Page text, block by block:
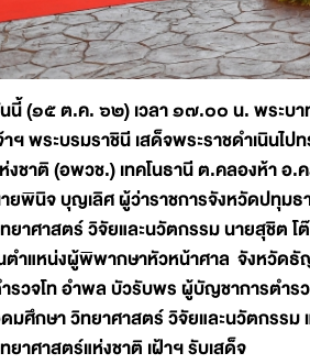
นี้ (๑๕ ต.ค. ๖๒) เวลา ๑๗.๐๐ น. พระบา
าฯ พระบรมราชินี เสด็จพระราชดำเนิ
งชาติ (อพวช.) เทคโนธานี ต.คลองห้า อ
ยพินิจ บุญเลิศ ผู้ว่าราชการจังหวัดปทุม
ยาศาสตร์ วิจัยและนวัตกรรม นายสุชิต
ตำแหน่งผู้พิพากษาหัวหน้าศาล จังหวั
รวจโท อำพล บัวรับพร ผู้บัญชาการตำ
มศึกษา วิทยาศาสตร์ วิจัยและนวัตกรร
ยาศาสตร์แห่งชาติ เฝ้าฯ รับเสด็จ